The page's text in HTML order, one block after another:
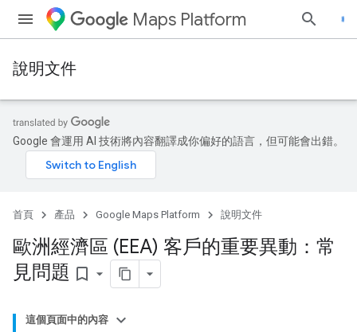
Maps Platform
說明文件
Google 會運用 AI 技術將內容翻譯成你偏好的語言，但可能會出錯。
首頁 產品 Google Maps Platform 說明文件
歐洲經濟區 (EEA) 客戶的重要異動：常
見問題 bookmark_border
這個頁面中的內容